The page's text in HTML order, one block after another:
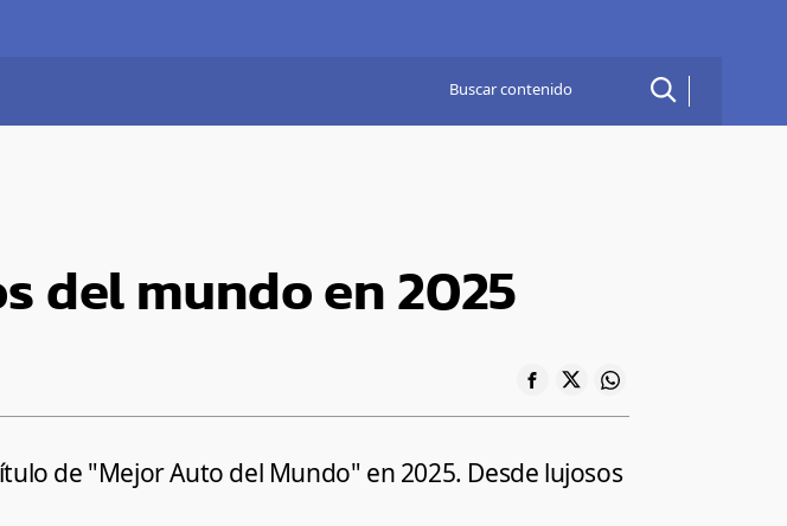
del mundo en 2025
de "Mejor Auto del Mundo" en 2025. Desde lujosos